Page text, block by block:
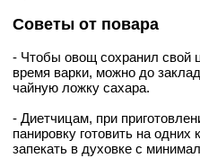
Советы от повара
- Чтобы овощ сохранил свой
время варки, можно до
чайную ложку сахара.
- Диетчицам, при
панировку готовить на
запекать в духовке с